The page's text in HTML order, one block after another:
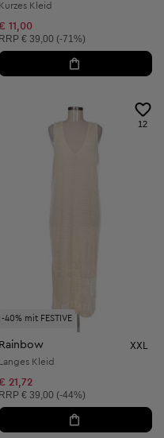
Kurzes Kleid
11,00
Unverbindliche Preisempfehlung:
RRP € 39,00 (-71%)
-40% mit FESTIVE
12
Rainbow XXL
Langes Kleid
21,72
Unverbindliche Preisempfehlung:
RRP € 39,00 (-44%)